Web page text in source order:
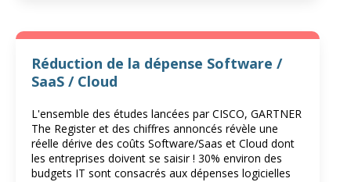
Réduction de la dépense Software /
SaaS / Cloud
L'ensemble des études lancées par CISCO, GARTNER
The Register et des chiffres annoncés révèle une
réelle dérive des coûts Software/Saas et Cloud dont
les entreprises doivent se saisir ! 30% environ des
budgets IT sont consacrés aux dépenses logicielles